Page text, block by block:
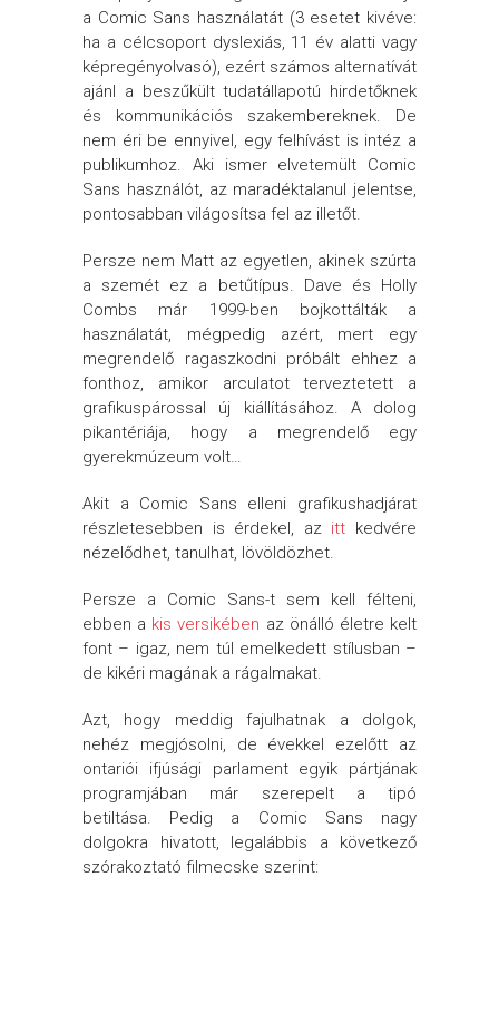
a Comic Sans használatát (3 esetet kivéve:
ha a célcsoport dyslexiás, 11 év alatti vagy
képregényolvasó), ezért számos alternatívát
ajánl a beszűkült tudatállapotú hirdetőknek
és kommunikációs szakembereknek. De
nem éri be ennyivel, egy felhívást is intéz a
publikumhoz. Aki ismer elvetemült Comic
Sans használót, az maradéktalanul jelentse,
pontosabban világosítsa fel az illetőt.
Persze nem Matt az egyetlen, akinek szúrta
a szemét ez a betűtípus. Dave és Holly
Combs már 1999-ben bojkottálták a
használatát, mégpedig azért, mert egy
megrendelő ragaszkodni próbált ehhez a
fonthoz, amikor arculatot terveztetett a
grafikuspárossal új kiállításához. A dolog
pikantériája, hogy a megrendelő egy
gyerekmúzeum volt…
Akit a Comic Sans elleni grafikushadjárat
részletesebben is érdekel, az itt kedvére
nézelődhet, tanulhat, lövöldözhet.
Persze a Comic Sans-t sem kell félteni,
ebben a kis versikében az önálló életre kelt
font – igaz, nem túl emelkedett stílusban –
de kikéri magának a rágalmakat.
Azt, hogy meddig fajulhatnak a dolgok,
nehéz megjósolni, de évekkel ezelőtt az
ontariói ifjúsági parlament egyik pártjának
programjában már szerepelt a tipó
betiltása. Pedig a Comic Sans nagy
dolgokra hivatott, legalábbis a következő
szórakoztató filmecske szerint: